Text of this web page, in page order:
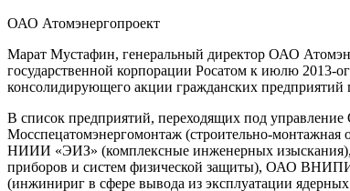
ОАО Атомэнергопроект
Марат Мустафин, генеральный директор ОАО
государственной корпорации Росатом к июлю 2013-
консолидирующего акции гражданских предприятий
В список предприятий, переходящих под
Мосспецатомэнергомонтаж (строительно-
НИИИ «ЭИЗ» (комплексные инженерных изыскания),
приборов и систем физической защиты), ОАО
(инжинириг в сфере вывода из эксплуатации